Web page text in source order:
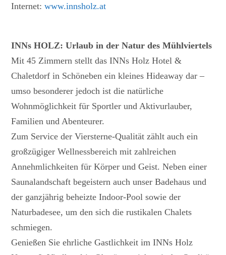
Internet:www.innsholz.at
INNs HOLZ: Urlaub in der Natur des Mühlviertels
Mit 45 Zimmern stellt das INNs Holz Hotel &
Chaletdorf in Schöneben ein kleines Hideaway dar –
umso besonderer jedoch ist die natürliche
Wohnmöglichkeit für Sportler und Aktivurlauber,
Familien und Abenteurer.
Zum Service der Viersterne-Qualität zählt auch ein
großzügiger Wellnessbereich mit zahlreichen
Annehmlichkeiten für Körper und Geist. Neben einer
Saunalandschaft begeistern auch unser Badehaus und
der ganzjährig beheizte Indoor-Pool sowie der
Naturbadesee, um den sich die rustikalen Chalets
schmiegen.
Genießen Sie ehrliche Gastlichkeit im INNs Holz